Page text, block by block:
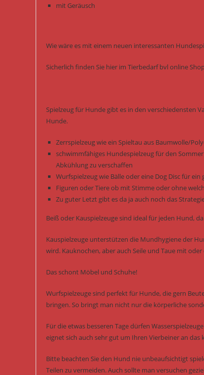
mit Geräusch
Wie wäre es mit einem neuen interessanten
Sicherlich finden Sie hier im Tierbedarf bvl online
Spielzeug für Hunde gibt es in den verschiedensten
Hunde.
Zerrspielzeug wie ein Spieltau aus Baumwolle/
schwimmfähiges Hundespielzeug für den
Abkühlung zu verschaffen
Wurfspielzeug wie Bälle oder eine Dog Disc für
Figuren oder Tiere ob mit Stimme oder ohne
Zu guter Letzt gibt es da ja auch noch das
Beiß oder Kauspielzeuge sind ideal für jeden Hund,
Kauspielzeuge unterstützen die Mundhygiene der
wird. Kauknochen, aber auch Seile und Taue mit
Das schont Möbel und Schuhe!
Wurfspielzeuge sind perfekt für Hunde, die gern
bringen. So bringt man nicht nur die körperliche
Für die etwas besseren Tage dürfen
eignet sich auch sehr gut um Ihren Vierbeiner an das
Bitte beachten Sie den Hund nie unbeaufsichtigt
Teilen zu vermeiden. Auch sollte man versuchen